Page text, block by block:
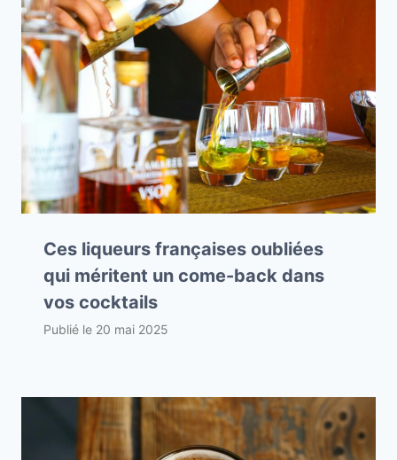
Ces liqueurs françaises oubliées
qui méritent un come-back dans
vos cocktails
Publié le 20 mai 2025